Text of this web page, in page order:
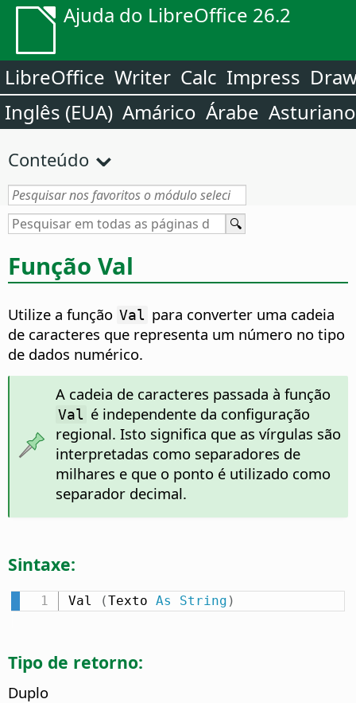
Ajuda do LibreOffice 26.2
LibreOffice Writer Calc Impress
Inglês (EUA) Amárico Árabe Asturiano
Conteúdo
Função Val
Utilize a função Val para converter uma cadeia
de caracteres que representa um número no tipo
de dados numérico.
A cadeia de caracteres passada à função
Val é independente da configuração
regional. Isto significa que as vírgulas são
interpretadas como separadores de
milhares e que o ponto é utilizado como
separador decimal.
Sintaxe:
Val (Texto As String )
Tipo de retorno:
Duplo